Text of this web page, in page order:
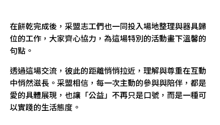
在餅乾完成後，采盟志工們也一同投入場地整理與器具歸
位的工作，大家齊心協力，為這場特別的活動畫下溫馨的
句點。
透過這場交流，彼此的距離悄悄拉近，理解與尊重在互動
中悄然滋長。采盟相信，每一次主動的參與與陪伴，都是
愛的具體展現，也讓「公益」不再只是口號，而是一種可
以實踐的生活態度。